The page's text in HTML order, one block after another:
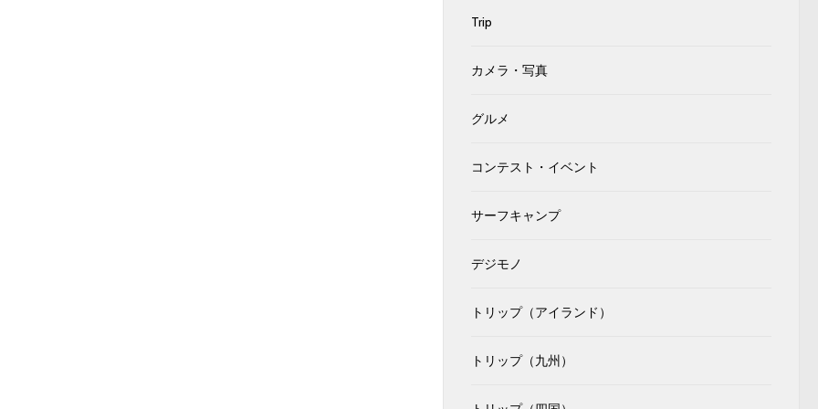
Trip
カメラ・写真
グルメ
コンテスト・イベント
サーフキャンプ
デジモノ
トリップ（アイランド）
トリップ（九州）